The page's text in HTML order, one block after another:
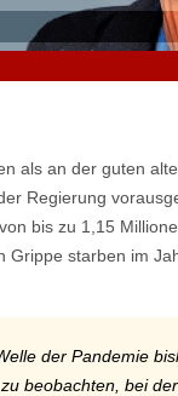
als an der guten
Regierung
bis zu 1,15
Grippe starben im
der Pandemie
beobachten, bei